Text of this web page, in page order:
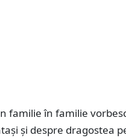
familie în familie
și despre dragostea